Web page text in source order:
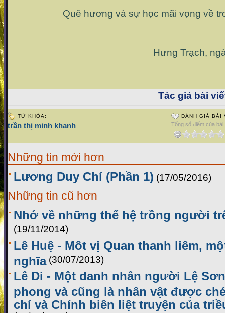
Quê hương và sự học mãi vọng về
Hưng Trạch, ngày 20/
Tác giả bài
TỪ KHÓA:
trần thị minh khanh
ĐÁNH GIÁ BÀI
Tổng số điểm của
Những tin mới hơn
Lương Duy Chí (Phần 1) (17/05/2016)
Những tin cũ hơn
Nhớ về những thế hệ trồng người
(19/11/2014)
Lê Huệ - Môt vị Quan thanh liêm,
nghĩa (30/07/2013)
Lê Di - Một danh nhân người Lệ
phong và cũng là nhân vật được
chí và Chính biên liệt truyện của